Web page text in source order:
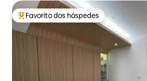
Favoritos dos hóspedes mais apreciados
Favorito dos hóspedes